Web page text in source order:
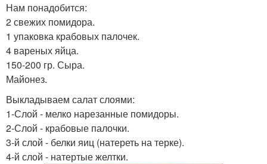
Нам понадобится:
2 свежих помидора.
1 упаковка крабовых палочек.
4 вареных яйца.
150-200 гр. Сыра.
Майонез.
Выкладываем салат слоями:
1-Слой - мелко нарезанные помидоры.
2-Слой - крабовые палочки.
3-й слой - белки яиц (натереть на терке).
4-й слой - натертые желтки.